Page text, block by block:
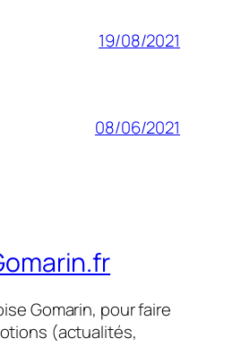
19/08/2021
08/06/2021
Gomarin, pour faire
(actualités,